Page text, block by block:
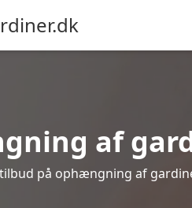
af
på ophængning af